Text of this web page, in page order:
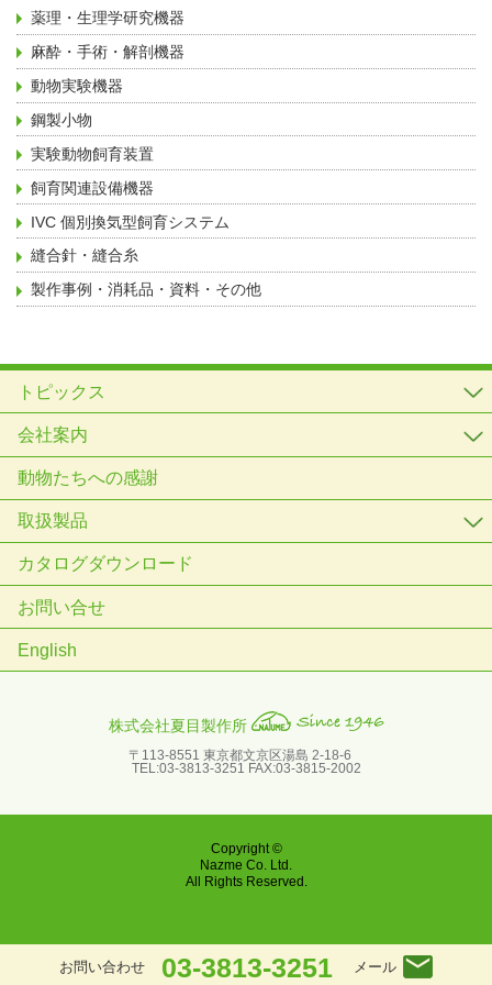
薬理・生理学研究機器
麻酔・手術・解剖機器
動物実験機器
鋼製小物
実験動物飼育装置
飼育関連設備機器
IVC 個別換気型飼育システム
縫合針・縫合糸
製作事例・消耗品・資料・その他
トピックス
会社案内
動物たちへの感謝
取扱製品
カタログダウンロード
お問い合せ
English
株式会社夏目製作所
〒113-8551 東京都文京区湯島 2-18-6
TEL:03-3813-3251 FAX:03-3815-2002
Copyright ©
Nazme Co. Ltd.
All Rights Reserved.
お問い合わせ 03-3813-3251 メール